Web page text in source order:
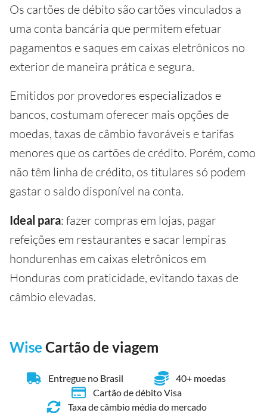
Os cartões de débito são cartões vinculados a
uma conta bancária que permitem efetuar
pagamentos e saques em caixas eletrônicos no
exterior de maneira prática e segura.
Emitidos por provedores especializados e
bancos, costumam oferecer mais opções de
moedas, taxas de câmbio favoráveis e tarifas
menores que os cartões de crédito. Porém, como
não têm linha de crédito, os titulares só podem
gastar o saldo disponível na conta.
Ideal para: fazer compras em lojas, pagar
refeições em restaurantes e sacar lempiras
hondurenhas em caixas eletrônicos em
Honduras com praticidade, evitando taxas de
câmbio elevadas.
Wise Cartão de viagem
Entregue no Brasil
40+ moedas
Cartão de débito Visa
Taxa de câmbio média do mercado